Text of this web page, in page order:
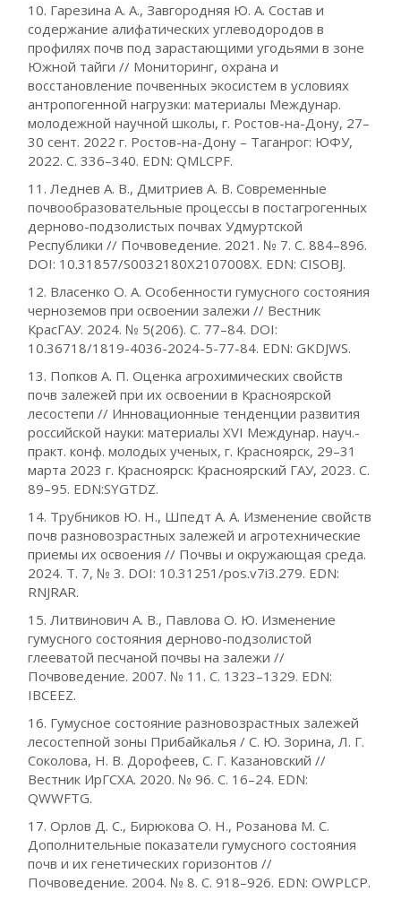
10. Гарезина А. А., Завгородняя Ю. А. Состав и
содержание алифатических углеводородов в
профилях почв под зарастающими угодьями в зоне
Южной тайги // Мониторинг, охрана и
восстановление почвенных экосистем в условиях
антропогенной нагрузки: материалы Междунар.
молодежной научной школы, г. Ростов-на-Дону, 27–
30 сент. 2022 г. Ростов-на-Дону – Таганрог: ЮФУ,
2022. С. 336–340. EDN: QMLCPF.
11. Леднев А. В., Дмитриев А. В. Современные
почвообразовательные процессы в постагрогенных
дерново-подзолистых почвах Удмуртской
Республики // Почвоведение. 2021. № 7. С. 884–896.
DOI: 10.31857/S0032180X2107008X. EDN: CISOBJ.
12. Власенко О. А. Особенности гумусного состояния
черноземов при освоении залежи // Вестник
КрасГАУ. 2024. № 5(206). С. 77–84. DOI:
10.36718/1819-4036-2024-5-77-84. EDN: GKDJWS.
13. Попков А. П. Оценка агрохимических свойств
почв залежей при их освоении в Красноярской
лесостепи // Инновационные тенденции развития
российской науки: материалы XVI Междунар. науч.-
практ. конф. молодых ученых, г. Красноярск, 29–31
марта 2023 г. Красноярск: Красноярский ГАУ, 2023. С.
89–95. EDN:SYGTDZ.
14. Трубников Ю. Н., Шпедт А. А. Изменение свойств
почв разновозрастных залежей и агротехнические
приемы их освоения // Почвы и окружающая среда.
2024. Т. 7, № 3. DOI: 10.31251/pos.v7i3.279. EDN:
RNJRAR.
15. Литвинович А. В., Павлова О. Ю. Изменение
гумусного состояния дерново-подзолистой
глееватой песчаной почвы на залежи //
Почвоведение. 2007. № 11. С. 1323–1329. EDN:
IBCEEZ.
16. Гумусное состояние разновозрастных залежей
лесостепной зоны Прибайкалья / С. Ю. Зорина, Л. Г.
Соколова, Н. В. Дорофеев, С. Г. Казановский //
Вестник ИрГСХА. 2020. № 96. С. 16–24. EDN:
QWWFTG.
17. Орлов Д. С., Бирюкова О. Н., Розанова М. С.
Дополнительные показатели гумусного состояния
почв и их генетических горизонтов //
Почвоведение. 2004. № 8. С. 918–926. EDN: OWPLCP.